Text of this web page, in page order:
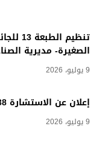
تنظيم
الصغيرة- مديرية
9 يوليو، 2026
إعلان عن الاستشارة 38 / 2026
9 يوليو، 2026